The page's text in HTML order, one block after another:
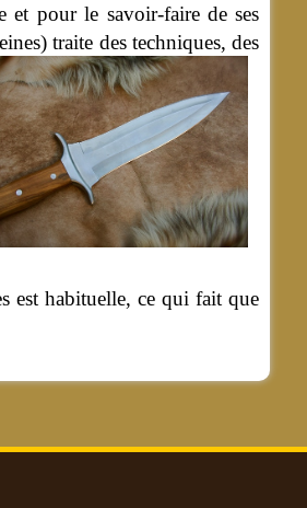
et pour le savoir-faire de ses
traite des techniques, des
est habituelle, ce qui fait que